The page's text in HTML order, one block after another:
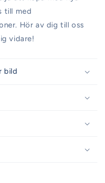
till med
Hör av dig till oss
vidare!
bild